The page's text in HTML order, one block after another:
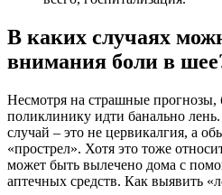
В каких случаях
внимания боли в
Несмотря на страшные прогнозы,
поликлинику идти банально
случай – это не цервикалгия, а
«прострел». Хотя это тоже
может быть вылечено дома с
аптечных средств. Как выявить